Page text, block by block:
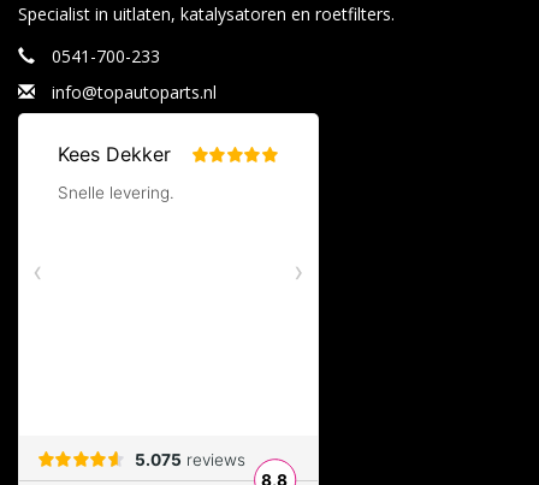
Specialist in uitlaten, katalysatoren en roetfilters.
0541-700-233
info@topautoparts.nl